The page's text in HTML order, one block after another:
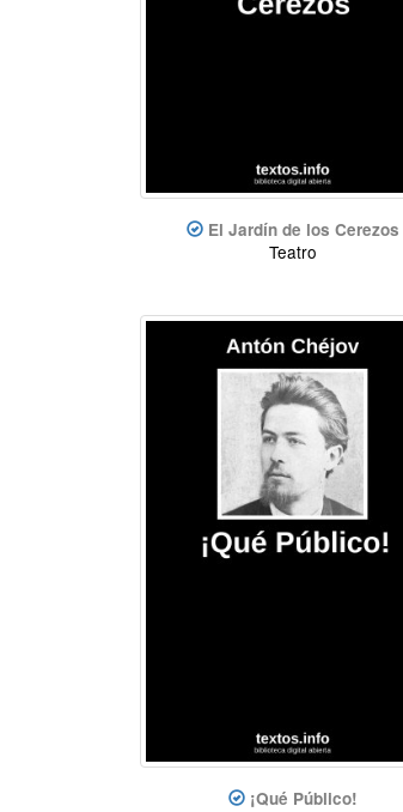
El Jardín de los Cerezos
Teatro
¡Qué Público!